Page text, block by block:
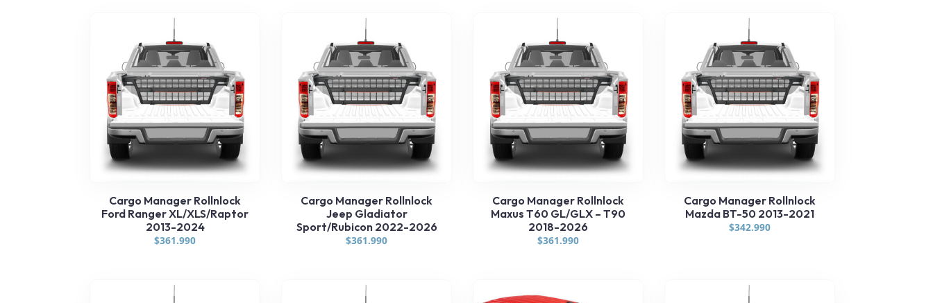
Cargo Manager Rollnlock
Ford Ranger XL/XLS/Raptor
2013-2024
$361.990
Cargo Manager Rollnlock
Jeep Gladiator
Sport/Rubicon 2022-2026
$361.990
Cargo Manager Rollnlock
Maxus T60 GL/GLX – T90
2018-2026
$361.990
Cargo Manager Rollnlock
Mazda BT-50 2013-2021
$342.990